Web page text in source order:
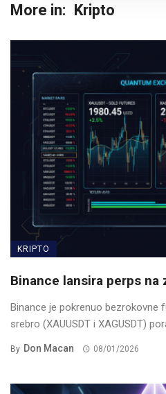
More in: Kripto
KRIPTO
Binance lansira perps na
Binance je pokrenuo bezrokovne
srebro (XAUUSDT i XAGUSDT)
By Don Macan 08/01/2026